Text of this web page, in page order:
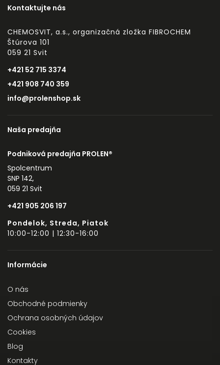
Kontaktujte nás
CHEMOSVIT, a.s., organizačná zložka FIBROCHEM
Štúrova 101
059 21 Svit
+421 52 715 3374
+421 908 740 359
info@prolenshop.sk
Naša predajňa
Podniková predajňa PROLEN®
Spolcentrum
SNP 142,
059 21 Svit
+421 905 206 197
Pondelok, Streda, Piatok
10:00-12:00 | 12:30-16:00
Informácie
O nás
Obchodné podmienky
Ochrana osobných údajov
Cookies
Blog
Kontakty